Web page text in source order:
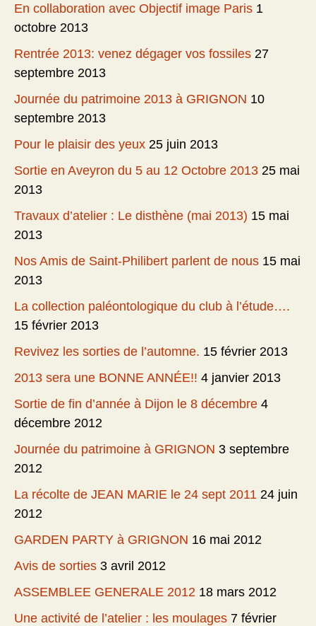
En collaboration avec Objectif image Paris 1
octobre 2013
Rentrée 2013: venez dégager vos fossiles 27
septembre 2013
Journée du patrimoine 2013 à GRIGNON 10
septembre 2013
Pour le plaisir des yeux 25 juin 2013
Sortie en Aveyron du 5 au 12 Octobre 2013 25 mai
2013
Travaux d’atelier : Le disthène (mai 2013) 15 mai
2013
Nos Amis de Saint-Philibert parlent de nous 15 mai
2013
La collection paléontologique du club à l’étude….
15 février 2013
Revivez les sorties de l’automne. 15 février 2013
2013 sera une BONNE ANNÉE!! 4 janvier 2013
Sortie de fin d’année à Dijon le 8 décembre 4
décembre 2012
Journée du patrimoine à GRIGNON 3 septembre
2012
La récolte de JEAN MARIE le 24 sept 2011 24 juin
2012
GARDEN PARTY à GRIGNON 16 mai 2012
Avis de sorties 3 avril 2012
ASSEMBLEE GENERALE 2012 18 mars 2012
Une activité de l’atelier : les moulages 7 février